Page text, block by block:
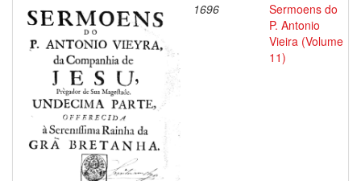
1696
Sermoens do
P. Antonio
Vieira (Volume
11)